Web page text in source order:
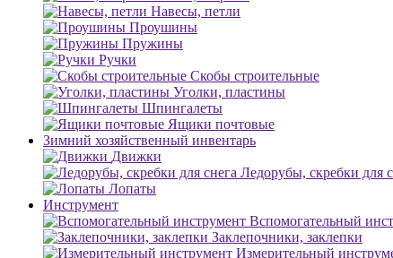
Навесы, петли
Проушины
Пружины
Ручки
Скобы строительные
Уголки, пластины
Шпингалеты
Ящики почтовые
Зимний хозяйственный инвентарь
Движки
Ледорубы, скребки для
Лопаты
Инструмент
Вспомогательный
Заклепочники, заклепки
Измерительный